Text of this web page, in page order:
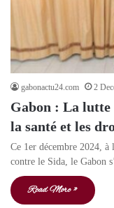
gabonactu24.com 2
Gabon : La lutte
la santé et les
Ce 1er décembre 2024, à
contre le Sida, le Gabon
Read More »